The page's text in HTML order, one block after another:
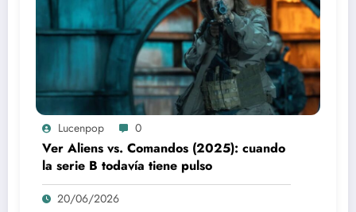
Lucenpop 0
Ver Aliens vs. Comandos (2025): cuando
la serie B todavía tiene pulso
20/06/2026